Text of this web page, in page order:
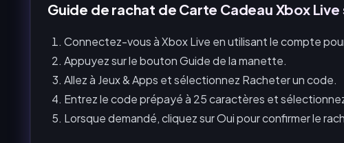
Guide de rachat de Carte Cadeau Xbox Live
Connectez-vous à Xbox Live en utilisant le compte
Appuyez sur le bouton Guide de la manette.
Allez à Jeux & Apps et sélectionnez Racheter un code.
Entrez le code prépayé à 25 caractères et
Lorsque demandé, cliquez sur Oui pour confirmer le